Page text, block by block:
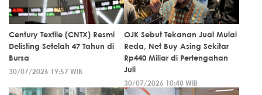
Century Textile (CNTX) Resmi
Delisting Setelah 47 Tahun di
Bursa
30/07/2026 19:57 WIB
OJK Sebut Tekanan Jual Mulai
Reda, Net Buy Asing Sekitar
Rp440 Miliar di Pertengahan
Juli
30/07/2026 10:48 WIB